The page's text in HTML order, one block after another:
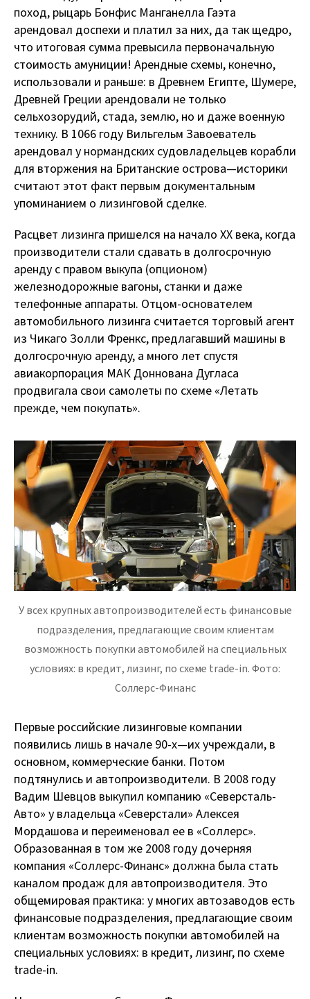
поход, рыцарь Бонфис Манганелла Гаэта
арендовал доспехи и платил за них, да так щедро,
что итоговая сумма превысила первоначальную
стоимость амуниции! Арендные схемы, конечно,
использовали и раньше: в Древнем Египте, Шумере,
Древней Греции арендовали не только
сельхозорудий, стада, землю, но и даже военную
технику. В 1066 году Вильгельм Завоеватель
арендовал у нормандских судовладельцев корабли
для вторжения на Британские острова — историки
считают этот факт первым документальным
упоминанием о лизинговой сделке.
Расцвет лизинга пришелся на начало XX века, когда
производители стали сдавать в долгосрочную
аренду с правом выкупа (опционом)
железнодорожные вагоны, станки и даже
телефонные аппараты. Отцом-основателем
автомобильного лизинга считается торговый агент
из Чикаго Золли Френкс, предлагавший машины в
долгосрочную аренду, а много лет спустя
авиакорпорация МАК Доннована Дугласа
продвигала свои самолеты по схеме «Летать
прежде, чем покупать».
У всех крупных автопроизводителей есть финансовые
подразделения, предлагающие своим клиентам
возможность покупки автомобилей на специальных
условиях: в кредит, лизинг, по схеме trade-in. Фото:
Соллерс-Финанс
Первые российские лизинговые компании
появились лишь в начале 90-х — их учреждали, в
основном, коммерческие банки. Потом
подтянулись и автопроизводители. В 2008 году
Вадим Шевцов выкупил компанию «Северсталь-
Авто» у владельца «Северстали» Алексея
Мордашова и переименовал ее в «Соллерс».
Образованная в том же 2008 году дочерняя
компания «Соллерс-Финанс» должна была стать
каналом продаж для автопроизводителя. Это
общемировая практика: у многих автозаводов есть
финансовые подразделения, предлагающие своим
клиентам возможность покупки автомобилей на
специальных условиях: в кредит, лизинг, по схеме
trade-in.